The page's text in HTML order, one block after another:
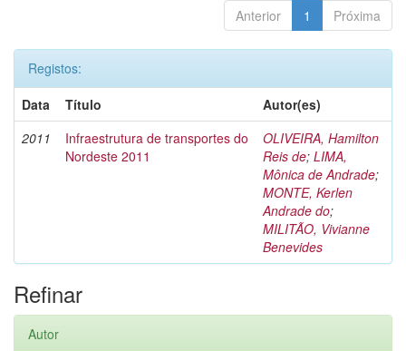
Anterior 1 Próxima
Registos:
Data
Título
Autor(es)
2011
Infraestrutura de transportes do
Nordeste 2011
OLIVEIRA, Hamilton
Reis de; LIMA,
Mônica de Andrade;
MONTE, Kerlen
Andrade do;
MILITÃO, Vivianne
Benevides
Refinar
Autor